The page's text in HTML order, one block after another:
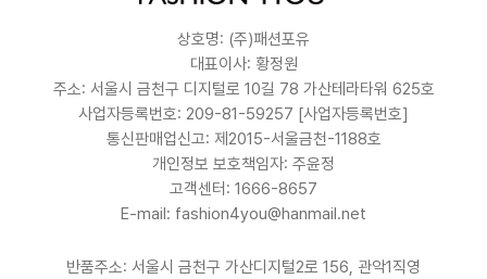
상호명: (주)패션포유
대표이사: 황정원
주소: 서울시 금천구 디지털로 10길 78 가산테라타워 625호
사업자등록번호: 209-81-59257 [사업자등록번호]
통신판매업신고: 제2015-서울금천-1188호
개인정보 보호책임자: 주윤정
고객센터: 1666-8657
E-mail: fashion4you@hanmail.net
반품주소: 서울시 금천구 가산디지털2로 156, 관악1직영